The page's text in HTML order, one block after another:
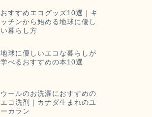
おすすめエコグッズ10選｜キ
ッチンから始める地球に優し
い暮らし方
地球に優しいエコな暮らしが
学べるおすすめの本10選
ウールのお洗濯におすすめの
エコ洗剤｜カナダ生まれのユ
ーカラン